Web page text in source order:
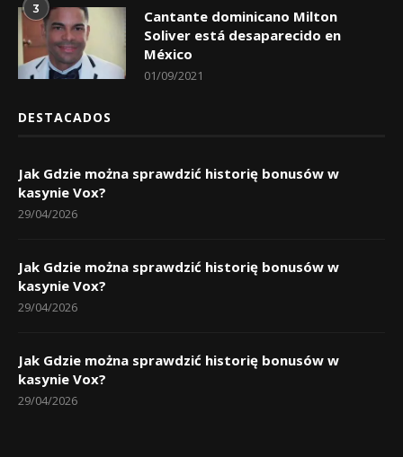
3
Cantante dominicano Milton
Soliver está desaparecido en
México
01/09/2021
DESTACADOS
Jak Gdzie można sprawdzić historię bonusów w
kasynie Vox?
29/04/2026
Jak Gdzie można sprawdzić historię bonusów w
kasynie Vox?
29/04/2026
Jak Gdzie można sprawdzić historię bonusów w
kasynie Vox?
29/04/2026